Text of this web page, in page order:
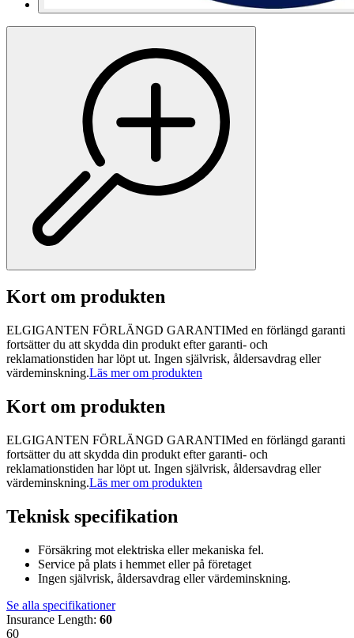
Kort om produkten
ELGIGANTEN FÖRLÄNGD GARANTIMed en förlängd garanti
fortsätter du att skydda din produkt efter garanti- och
reklamationstiden har löpt ut. Ingen självrisk, åldersavdrag eller
värdeminskning.Läs mer om produkten
Kort om produkten
ELGIGANTEN FÖRLÄNGD GARANTIMed en förlängd garanti
fortsätter du att skydda din produkt efter garanti- och
reklamationstiden har löpt ut. Ingen självrisk, åldersavdrag eller
värdeminskning.Läs mer om produkten
Teknisk specifikation
Försäkring mot elektriska eller mekaniska fel.
Service på plats i hemmet eller på företaget
Ingen självrisk, åldersavdrag eller värdeminskning.
Se alla specifikationer
Insurance Length: 60
60